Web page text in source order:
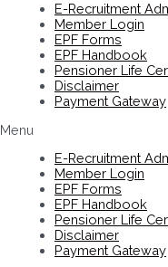
E-Recruitment
Member Login
EPF Forms
EPF Handbook
Pensioner Life
Disclaimer
Payment Gateway
Menu
E-Recruitment
Member Login
EPF Forms
EPF Handbook
Pensioner Life
Disclaimer
Payment Gateway